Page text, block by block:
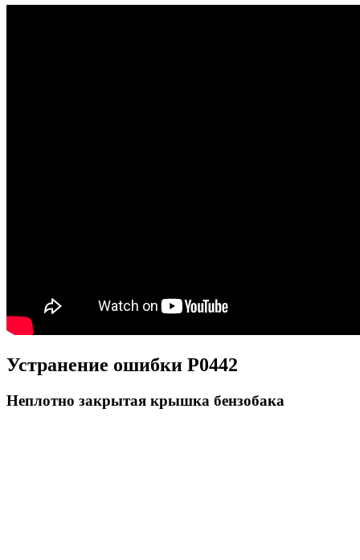
Устранение ошибки P0442
Неплотно закрытая крышка бензобака